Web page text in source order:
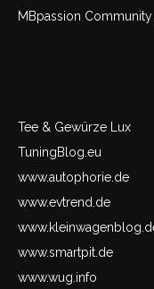
MBpassion
Tee & Gewürze Lux
TuningBlog.eu
www.autophorie.de
www.evtrend.de
www.smartpit.de
www.wug.info